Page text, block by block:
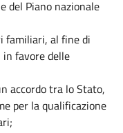
del Piano nazionale
familiari, al fine di
favore delle
accordo tra lo Stato,
per la qualificazione